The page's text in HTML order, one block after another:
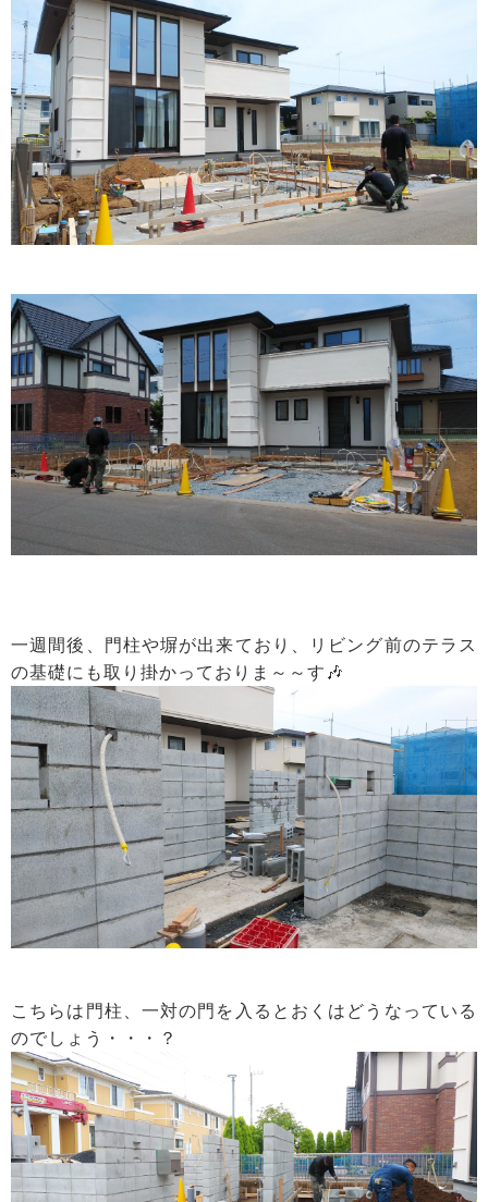
一週間後、門柱や塀が出来ており、リビング前のテラス
の基礎にも取り掛かっておりま～～す🎶
こちらは門柱、一対の門を入るとおくはどうなっている
のでしょう・・・？